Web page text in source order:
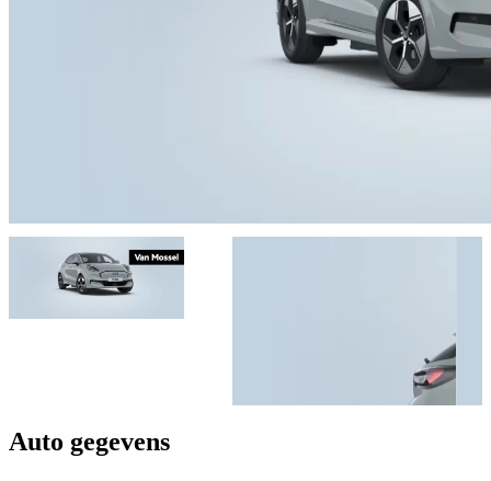
Auto gegevens